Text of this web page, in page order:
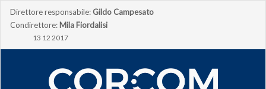
Direttore responsabile:Gildo Campesato
Condirettore: Mila Fiordalisi
13 12 2017